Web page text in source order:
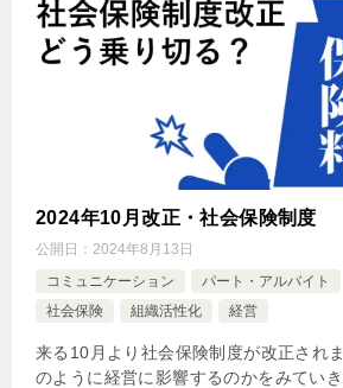
2024年10月改正・社会保険制度
公開日： 2024年8月13日
コミュニケーション
パート・アルバイト
社会保険
組織活性化 経営
来る10月より社会保険制度が改正され
のように経営に影響するのかをみてい